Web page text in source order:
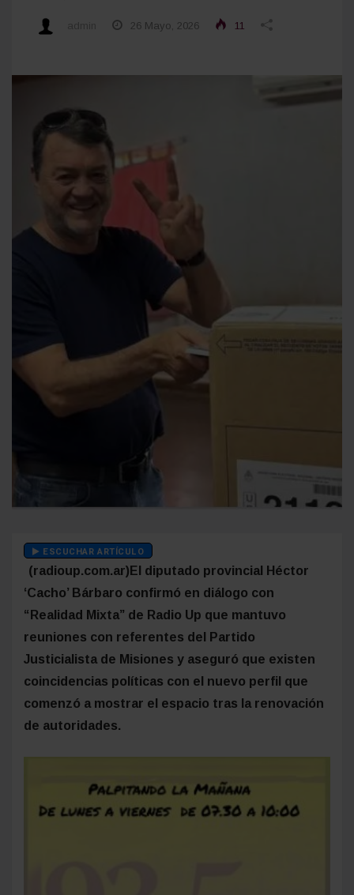
26 Mayo, 2026 11
ESCUCHAR ARTÍCULO
(radioup.com.ar)El diputado provincial Héctor
‘Cacho’ Bárbaro confirmó en diálogo con
“Realidad Mixta” de Radio Up que mantuvo
reuniones con referentes del Partido
Justicialista de Misiones y aseguró que existen
coincidencias políticas con el nuevo perfil que
comenzó a mostrar el espacio tras la renovación
de autoridades.